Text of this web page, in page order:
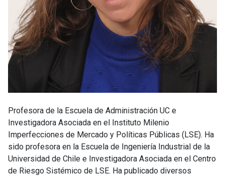
Profesora de la Escuela de Administración UC e
Investigadora Asociada en el Instituto Milenio
Imperfecciones de Mercado y Políticas Públicas (LSE). Ha
sido profesora en la Escuela de Ingeniería Industrial de la
Universidad de Chile e Investigadora Asociada en el Centro
de Riesgo Sistémico de LSE. Ha publicado diversos